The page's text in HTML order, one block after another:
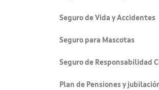
Seguro de Vida y
Seguro para
Seguro de
Plan de Pensiones y